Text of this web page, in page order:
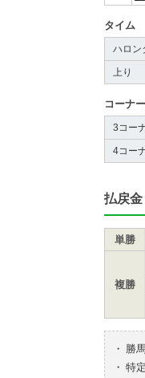
タイム
ハロン
上り
コーナ
3コー
4コー
払戻金
単勝
複勝
・
勝
・ 特